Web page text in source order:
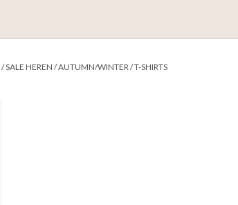
/SALE HEREN /AUTUMN/WINTER/T-SHIRTS